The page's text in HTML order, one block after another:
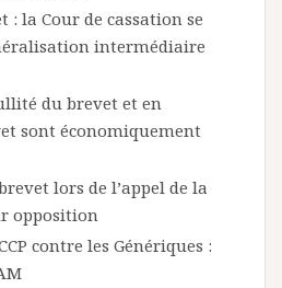
: la Cour de cassation se
intermédiaire
du brevet et en
sont économiquement
lors de l’appel de la
opposition
contre les Génériques :